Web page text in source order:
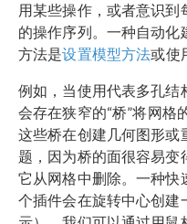
用某些操作，或者意识
的操作序列。一种自动
方法是设置模型方法或使
例如，当使用代表多孔结
会存在狭窄的“桥”将网格
这些桥在创建几何图形或
题，因为桥的面很容易变
它从网格中删除。一种快
个插件会在旋转中心创建